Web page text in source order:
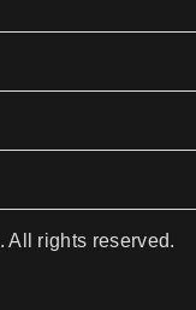
All rights reserved.